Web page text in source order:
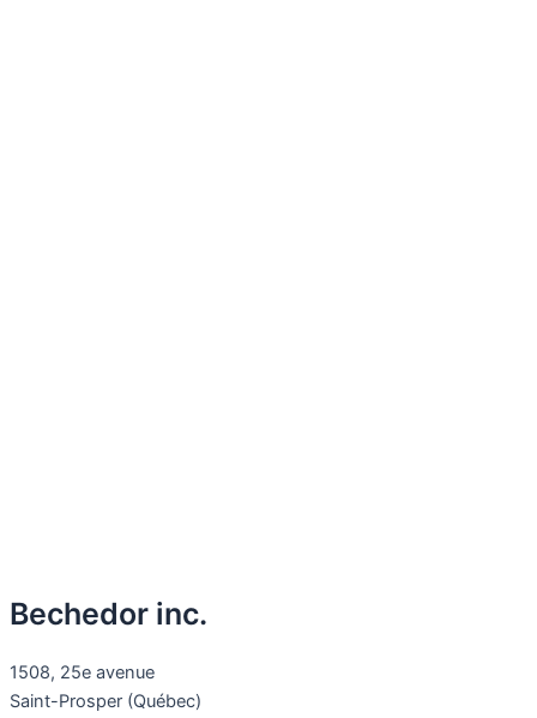
Bechedor inc.
1508, 25e avenue
Saint-Prosper (Québec)